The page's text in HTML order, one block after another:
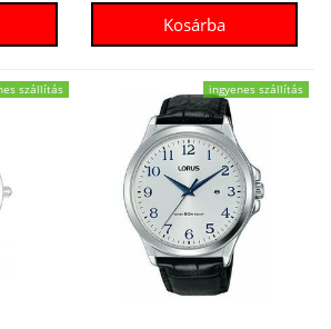
szállítás ingyenes szállítás